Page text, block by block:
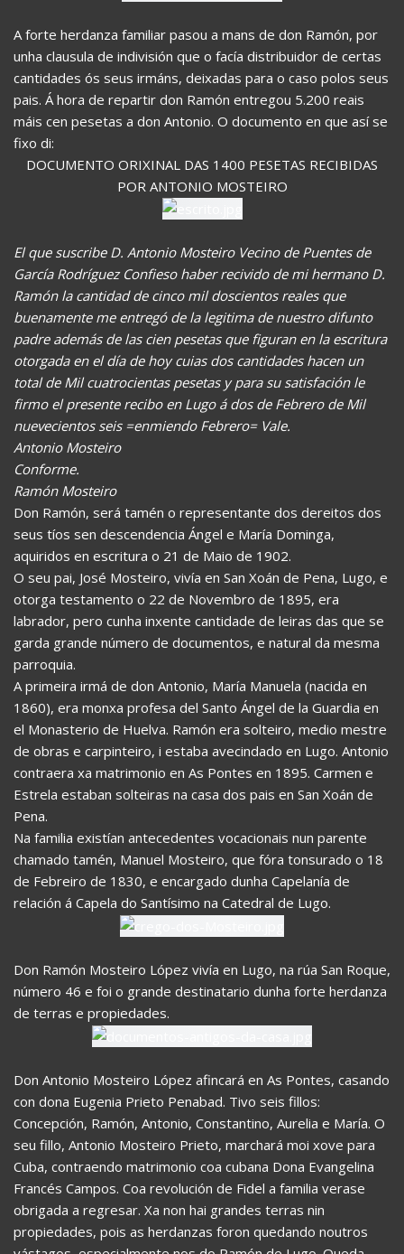
A forte herdanza familiar pasou a mans de don Ramón, por
unha clausula de indivisión que o facía distribuidor de certas
cantidades ós seus irmáns, deixadas para o caso polos seus
pais. Á hora de repartir don Ramón entregou 5.200 reais
máis cen pesetas a don Antonio. O documento en que así se
fixo di:
DOCUMENTO ORIXINAL DAS 1400 PESETAS RECIBIDAS
POR ANTONIO MOSTEIRO
El que suscribe D. Antonio Mosteiro Vecino de Puentes de
García Rodríguez Confieso haber recivido de mi hermano D.
Ramón la cantidad de cinco mil doscientos reales que
buenamente me entregó de la legitima de nuestro difunto
padre además de las cien pesetas que figuran en la escritura
otorgada en el día de hoy cuias dos cantidades hacen un
total de Mil cuatrocientas pesetas y para su satisfación le
firmo el presente recibo en Lugo á dos de Febrero de Mil
nuevecientos seis =enmiendo Febrero= Vale.
Antonio Mosteiro
Conforme.
Ramón Mosteiro
Don Ramón, será tamén o representante dos dereitos dos
seus tíos sen descendencia Ángel e María Dominga,
aquiridos en escritura o 21 de Maio de 1902.
O seu pai, José Mosteiro, vivía en San Xoán de Pena, Lugo, e
otorga testamento o 22 de Novembro de 1895, era
labrador, pero cunha inxente cantidade de leiras das que se
garda grande número de documentos, e natural da mesma
parroquia.
A primeira irmá de don Antonio, María Manuela (nacida en
1860), era monxa profesa del Santo Ángel de la Guardia en
el Monasterio de Huelva. Ramón era solteiro, medio mestre
de obras e carpinteiro, i estaba avecindado en Lugo. Antonio
contraera xa matrimonio en As Pontes en 1895. Carmen e
Estrela estaban solteiras na casa dos pais en San Xoán de
Pena.
Na familia existían antecedentes vocacionais nun parente
chamado tamén, Manuel Mosteiro, que fóra tonsurado o 18
de Febreiro de 1830, e encargado dunha Capelanía de
relación á Capela do Santísimo na Catedral de Lugo.
Don Ramón Mosteiro López vivía en Lugo, na rúa San Roque,
número 46 e foi o grande destinatario dunha forte herdanza
de terras e propiedades.
Don Antonio Mosteiro López afincará en As Pontes, casando
con dona Eugenia Prieto Penabad. Tivo seis fillos:
Concepción, Ramón, Antonio, Constantino, Aurelia e María. O
seu fillo, Antonio Mosteiro Prieto, marchará moi xove para
Cuba, contraendo matrimonio coa cubana Dona Evangelina
Francés Campos. Coa revolución de Fidel a familia verase
obrigada a regresar. Xa non hai grandes terras nin
propiedades, pois as herdanzas foron quedando noutros